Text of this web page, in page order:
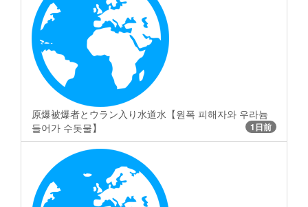
原爆被爆者とウラン入り水道水【원폭 피해자와 우라늄
들어가 수돗물】
1日前